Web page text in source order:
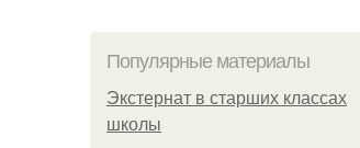
Популярные материалы
Экстернат в старших классах
школы